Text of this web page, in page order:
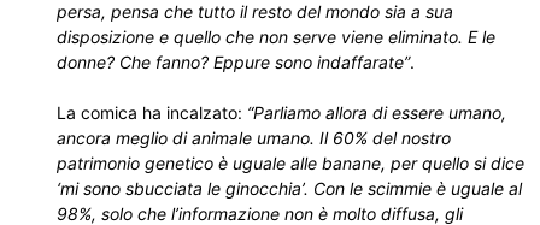
persa, pensa che tutto il resto del mondo sia a sua
disposizione e quello che non serve viene eliminato. E le
donne? Che fanno? Eppure sono indaffarate”.
La comica ha incalzato: “Parliamo allora di essere umano,
ancora meglio di animale umano. Il 60% del nostro
patrimonio genetico è uguale alle banane, per quello si dice
‘mi sono sbucciata le ginocchia’. Con le scimmie è uguale al
98%, solo che l’informazione non è molto diffusa, gli